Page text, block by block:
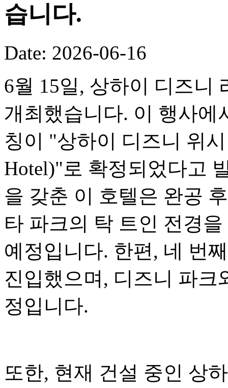
습니다.
Date: 2026-06-16
6월 15일, 상하이 디즈니
개최했습니다. 이 행사에
칭이 "상하이 디즈니 위시
Hotel)"로 확정되었다고
을 갖춘 이 호텔은 완공
타 파크의 탁 트인 전경
예정입니다. 한편, 네 번
진입했으며, 디즈니 파크
정입니다.
또한, 현재 건설 중인 상